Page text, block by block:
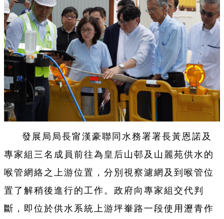
發展局局長甯漢豪聯同水務署署長黃恩諾及
專家組三名成員前往為皇后山邨及山麗苑供水的
喉管網絡之上游位置，分別視察濾網及到喉管位
置了解稍後進行的工作。政府向專家組交代判
斷，即位於供水系統上游坪輋路一段使用瀝青作